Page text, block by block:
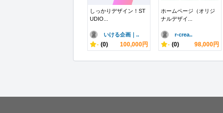
しっかりデザイン！ST
UDIO...
いける企画｜..
- (0) 100,000円
ホームページ（オリジ
ナルデザイ...
r-crea..
- (0) 98,000円